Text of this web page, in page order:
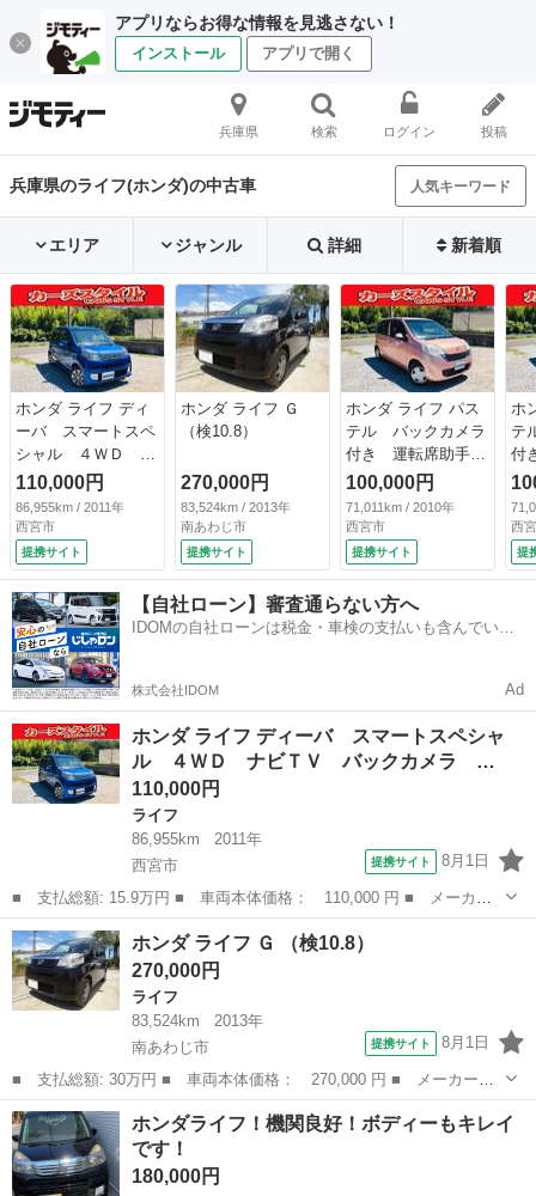
アプリならお得な情報を見逃さない！
インストール アプリで開く
兵庫県 検索 ログイン 投稿
兵庫県のライフ(ホンダ)の中古車 人気キーワード
エリア ジャンル 詳細 新着順
ホンダ ライフ ディ
ーバ スマートスペ
シャル ４ＷＤ ナ
ビＴＶ バックカメ
ラ ＥＴＣ ＣＤ
ＤＶＤ オートエア
コン 電動格納式ミ
ラー ベンチシー
ト スマートキー
運転席エアバッグ
助手席エアバック
パワーウィンドウ
パワステ （検10.2）
110,000円
86,955km / 2011年
西宮市
提携サイト
ホンダ ライフ Ｇ
（検10.8）
270,000円
83,524km / 2013年
南あわじ市
提携サイト
ホンダ ライフ パス
テル バックカメラ
付き 運転席助手席
エアバック ＡＢＳ
付き パワーウイン
ド キーレスエント
リ ベンチシート
スマートキー フル
オートエアコン 運
転席エアバック Ｐ
Ｓ （検9.3）
100,000円
71,011km / 2010年
西宮市
提携サイト
ホ
テ
付
エ
付
ド
リ
ス
Ｓ
西
提
【自社ローン】審査通らない方へ
IDOMの自社ローンは税金・車検の支払いも含んでいる
株式会社IDOM Ad
ホンダ ライフ ディーバ スマートスペシャ
ル ４ＷＤ ナビＴＶ バックカメラ …
110,000円
ライフ
86,955km
2011年
西宮市
提携サイト 8月1日
■ 支払総額: 15.9万円 ■ 車両本体価格： 110,000 円 ■ メーカー
名： ホンダ ■ 車種名： ライフ ■ グレード名： ディーバ ス
マートスペシャル ４ＷＤ ナビＴＶ バックカメラ ＥＴＣ Ｃ
Ｄ ＤＶＤ オ...
兵庫 西宮市 ライフ
ホンダ ライフ Ｇ （検10.8）
270,000円
ライフ
83,524km
2013年
南あわじ市
提携サイト 8月1日
■ 支払総額: 30万円 ■ 車両本体価格： 270,000 円 ■ メーカー
名： ホンダ ■ 車種名： ライフ ■ グレード名： Ｇ ■ 排気
量： 660cc ■ ドア枚数： 5D ■ ミッション： AT4速 ■ 店舗P...
兵庫 南あわじ市 ライフ
ホンダライフ！機関良好！ボディーもキレイ
です！
180,000円